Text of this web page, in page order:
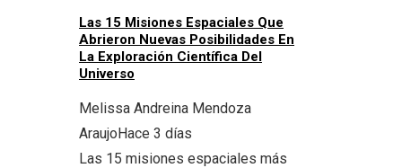
Las 15 Misiones Espaciales Que
Abrieron Nuevas Posibilidades En
La Exploración Científica Del
Universo
Melissa Andreina Mendoza
AraujoHace 3 días
Las 15 misiones espaciales más